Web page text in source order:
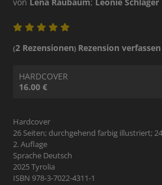
(2 Rezensionen) Rezension verfassen
HARDCOVER
16.00 €
Hardcover
26 Seiten; durchgehend farbig illustriert;
2. Auflage
Sprache Deutsch
2025 Tyrolia
ISBN 978-3-7022-4311-1